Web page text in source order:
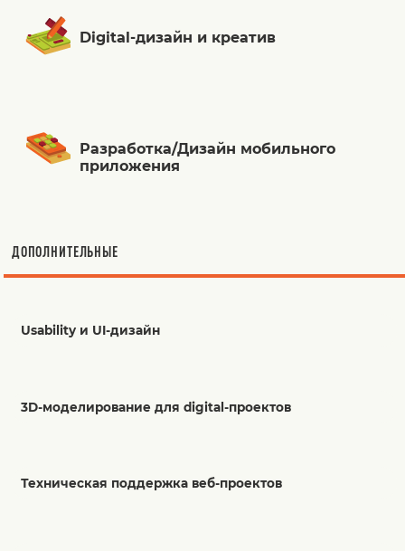
Digital-дизайн и креатив
Разработка/Дизайн мобильного
приложения
ДОПОЛНИТЕЛЬНЫЕ
Usability и UI-дизайн
3D-моделирование для digital-проектов
Техническая поддержка веб-проектов